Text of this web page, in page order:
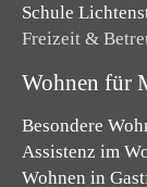
Schule
Freizeit &
Wohnen für
Besondere
Assistenz im
Wohnen in